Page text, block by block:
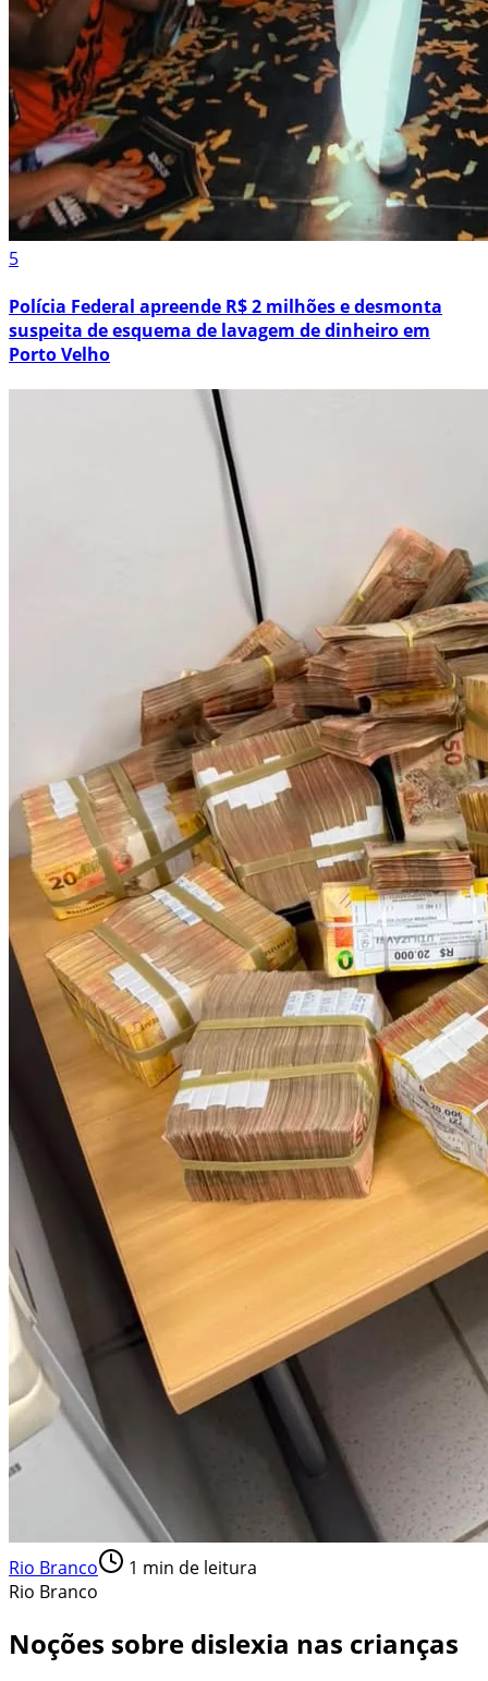
5
Polícia Federal apreende R$ 2 milhões e desmonta
suspeita de esquema de lavagem de dinheiro em
Porto Velho
Rio Branco 1 min de leitura
Rio Branco
Noções sobre dislexia nas crianças